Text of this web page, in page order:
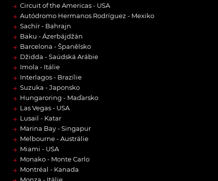
→ Circuit of the Americas - USA
→ Autódromo Hermanos Rodríguez - Mexiko
→ Sachír - Bahrajn
→ Baku - Ázerbájdžán
→ Barcelona - Španělsko
→ Džidda - Saúdská Arábie
→ Imola - Itálie
→ Interlagos - Brazílie
→ Suzuka - Japonsko
→ Hungaroring - Maďarsko
→ Las Vegas - USA
→ Lusail - Katar
→ Marina Bay - Singapur
→ Melbourne - Austrálie
→ Miami - USA
→ Monako - Monte Carlo
→ Montréal - Kanada